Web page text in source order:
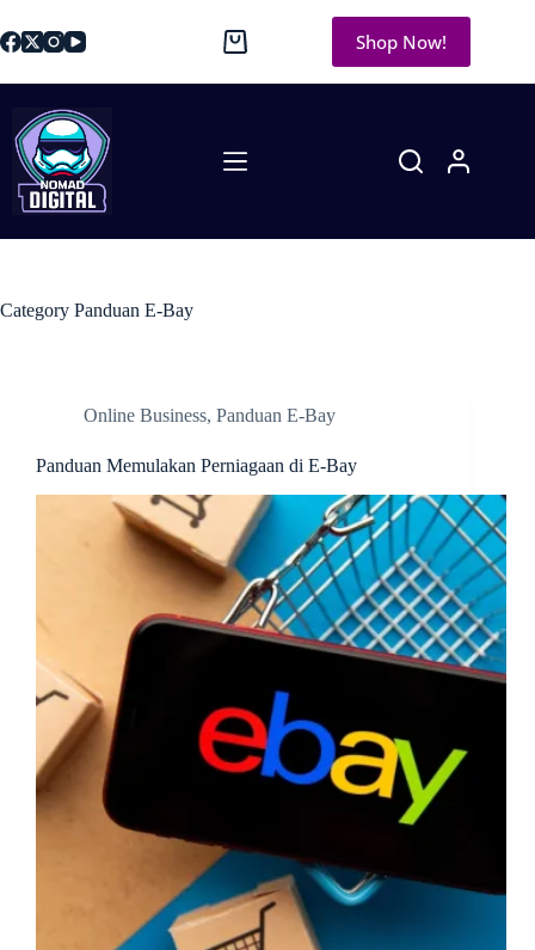
Shop Now!
Category Panduan E-Bay
Online Business, Panduan E-Bay
Panduan Memulakan Perniagaan di E-Bay